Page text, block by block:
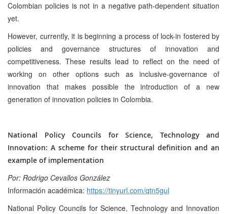
Colombian policies is not in a negative path-dependent situation
yet.
However, currently, it is beginning a process of lock-in fostered by
policies and governance structures of innovation and
competitiveness. These results lead to reflect on the need of
working on other options such as inclusive-governance of
innovation that makes possible the introduction of a new
generation of innovation policies in Colombia.
National Policy Councils for Science, Technology and
Innovation: A scheme for their structural definition and an
example of implementation
Por: Rodrigo Cevallos González
Información académica: https://tinyurl.com/qtn5gul
National Policy Councils for Science, Technology and Innovation